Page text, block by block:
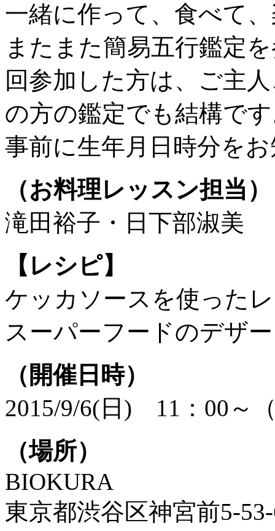
一緒に作って、食べて
またまた簡易五行鑑定
回参加した方は、ご主
の方の鑑定でも結構で
事前に生年月日時分を
（お料理レッスン担当）
滝田裕子・日下部淑美
【レシピ】
ケッカソースを使った
スーパーフードのデザ
（開催日時）
2015/9/6(日) 11：00～
（場所）
BIOKURA
東京都渋谷区神宮前5-